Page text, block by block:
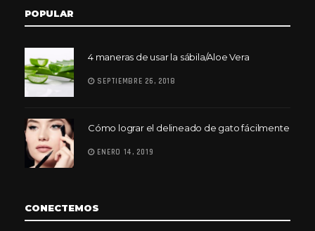
POPULAR
4 maneras de usar la sábila/Aloe Vera
SEPTIEMBRE 26, 2018
Cómo lograr el delineado de gato fácilmente
ENERO 14, 2019
CONECTEMOS